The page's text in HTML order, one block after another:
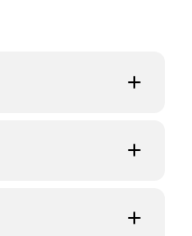
casual dagelijks